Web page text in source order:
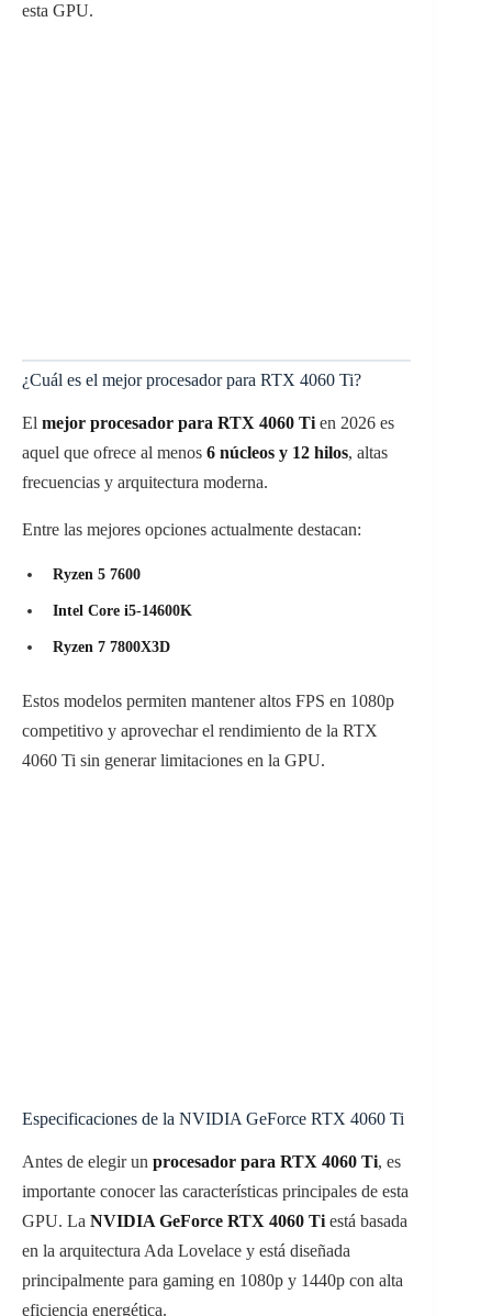
esta GPU.
¿Cuál es el mejor procesador para RTX 4060 Ti?
El mejor procesador para RTX 4060 Ti en 2026 es
aquel que ofrece al menos 6 núcleos y 12 hilos, altas
frecuencias y arquitectura moderna.
Entre las mejores opciones actualmente destacan:
Ryzen 5 7600
Intel Core i5-14600K
Ryzen 7 7800X3D
Estos modelos permiten mantener altos FPS en 1080p
competitivo y aprovechar el rendimiento de la RTX
4060 Ti sin generar limitaciones en la GPU.
Especificaciones de la NVIDIA GeForce RTX 4060 Ti
Antes de elegir un procesador para RTX 4060 Ti, es
importante conocer las características principales de esta
GPU. La NVIDIA GeForce RTX 4060 Ti está basada
en la arquitectura Ada Lovelace y está diseñada
principalmente para gaming en 1080p y 1440p con alta
eficiencia energética.